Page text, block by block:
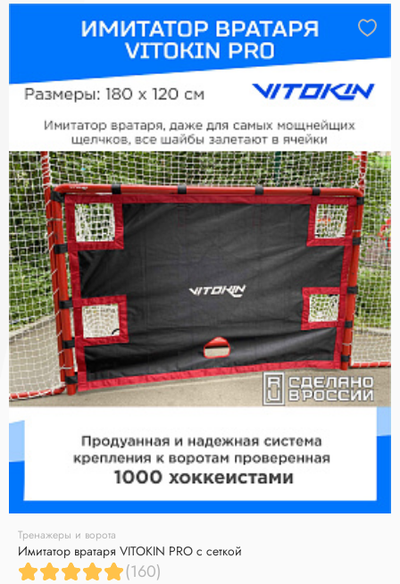
Тренажеры и ворота
Имитатор вратаря VITOKIN PRO с сеткой
(160)